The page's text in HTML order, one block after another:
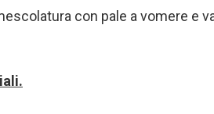
con pale a vomere e